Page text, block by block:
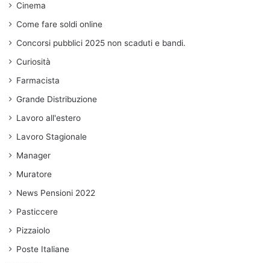
Cinema
Come fare soldi online
Concorsi pubblici 2025 non scaduti e bandi.
Curiosità
Farmacista
Grande Distribuzione
Lavoro all'estero
Lavoro Stagionale
Manager
Muratore
News Pensioni 2022
Pasticcere
Pizzaiolo
Poste Italiane